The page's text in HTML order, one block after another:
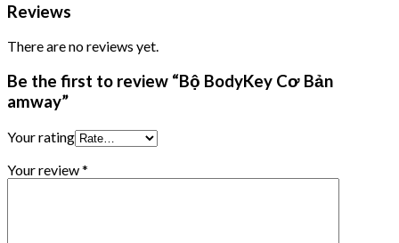
Reviews
There are no reviews yet.
Be the first to review “Bộ BodyKey Cơ Bản
amway”
Your rating
Your review*